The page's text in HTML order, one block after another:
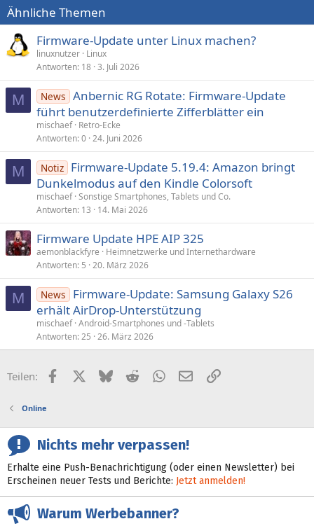
Ähnliche Themen
Firmware-Update unter Linux machen?
linuxnutzer Linux
Antworten 18 3. Juli 2026
M News Anbernic RG Rotate: Firmware-Update
führt benut­zer­definierte Zifferblätter ein
mischaef Retro-Ecke
Antworten 0 24. Juni 2026
M Notiz Firmware-Update 5.19.4: Amazon bringt
Dunkelmodus auf den Kindle Colorsoft
mischaef Sonstige Smartphones, Tablets und Co.
Antworten 13 14. Mai 2026
Firmware Update HPE AIP 325
aemonblackfyre
Heimnetzwerke und Internethardware
Antworten 5 20. März 2026
M News
Firmware-Update: Samsung Galaxy S26
er­hält AirDrop-Unter­stützung
mischaef Android-Smartphones und -Tablets
Antworten 25 26. März 2026
Teilen: FacebookX (Twitter)
BlueskyRedditWhatsApp
E-MailLink
Online
Nichts mehr verpassen!
Erhalte eine Push-Benachrichtigung (oder einen Newsletter) bei
Erscheinen neuer Tests und Berichte: Jetzt anmelden!
Warum Werbebanner?